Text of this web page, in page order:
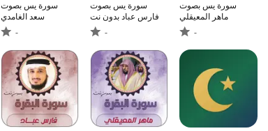
سورة يس بصوت
سعد الغامدي
-
سورة يس بصوت
فارس عباد بدون نت
-
سورة يس بصوت
ماهر المعيقلي
-